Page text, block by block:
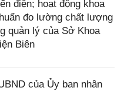
điện; hoạt động khoa
đo lường chất lượng
quản lý của Sở Khoa
Biên
của Ủy ban nhân